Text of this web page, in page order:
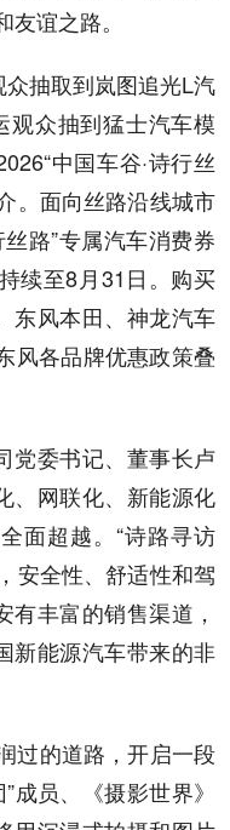
谊之路。
抽取到岚图追光L汽
观众抽到猛士汽车模
中国车谷·诗行丝
。面向丝路沿线城市
路”专属汽车消费券
续至8月31日。购买
东风本田、神龙汽车
风各品牌优惠政策叠
党委书记、董事长卢
、网联化、新能源化
面超越。“诗路寻访
安全性、舒适性和驾
丰富的销售渠道，
新能源汽车带来的非
过的道路，开启一段
成员、《摄影世界》